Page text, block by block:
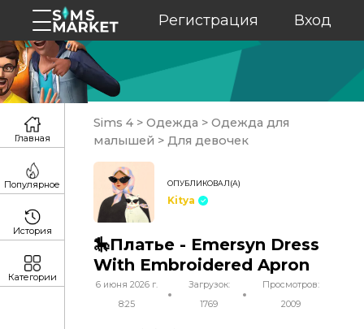
Регистрация Вход
Sims 4 > Одежда > Одежда для
малышей > Для девочек
ОПУБЛИКОВАЛ(А)
Kitya
🎠Платье - Emersyn Dress
With Embroidered Apron
6 июня 2026 г.
8:25
Загрузок:
1769
Просмотров:
2009
Главная
Популярное
История
Категории